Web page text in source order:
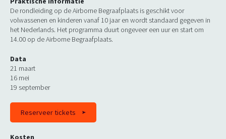
De rondleiding op de Airborne Begraafplaats is geschikt voor
volwassenen en kinderen vanaf 10 jaar en wordt standaard gegeven in
het Nederlands. Het programma duurt ongeveer een uur en start om
14.00 op de Airborne Begraafplaats.
Data
21 maart
16 mei
19 september
Reserveer tickets
Kosten